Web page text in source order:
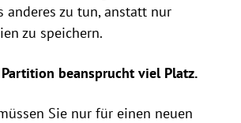
anderes zu tun, anstatt nur
zu speichern.
beansprucht viel Platz.
Sie nur für einen neuen